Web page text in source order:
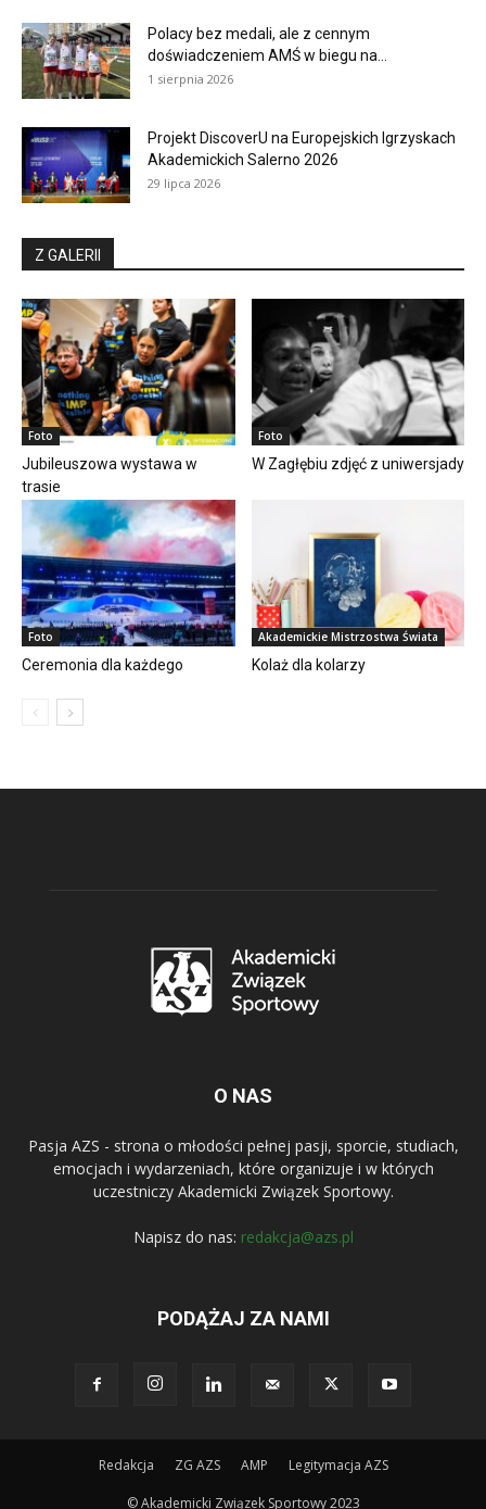
Polacy bez medali, ale z cennym
doświadczeniem AMŚ w biegu na...
1 sierpnia 2026
Projekt DiscoverU na Europejskich Igrzyskach
Akademickich Salerno 2026
29 lipca 2026
Z GALERII
Foto
Jubileuszowa wystawa w
trasie
Foto
W Zagłębiu zdjęć z uniwersjady
Foto
Ceremonia dla każdego
Akademickie Mistrzostwa Świata
Kolaż dla kolarzy
O NAS
Pasja AZS - strona o młodości pełnej pasji, sporcie, studiach,
emocjach i wydarzeniach, które organizuje i w których
uczestniczy Akademicki Związek Sportowy.
Napisz do nas: redakcja@azs.pl
PODĄŻAJ ZA NAMI
Redakcja ZG AZS AMP Legitymacja AZS
© Akademicki Związek Sportowy 2023